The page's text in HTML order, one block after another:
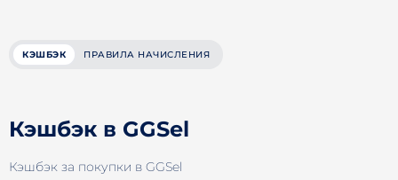
КЭШБЭК ПРАВИЛА НАЧИСЛЕНИЯ
Кэшбэк в GGSel
Кэшбэк за покупки в GGSel